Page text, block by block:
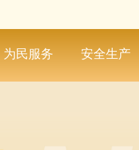
为民服务 安全生产